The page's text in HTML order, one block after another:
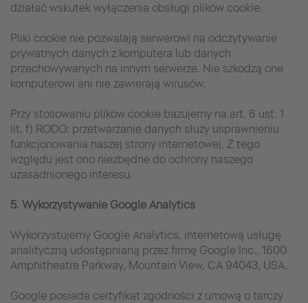
działać wskutek wyłączenia obsługi plików cookie.
Pliki cookie nie pozwalają serwerowi na odczytywanie
prywatnych danych z komputera lub danych
przechowywanych na innym serwerze. Nie szkodzą one
komputerowi ani nie zawierają wirusów.
Przy stosowaniu plików cookie bazujemy na art. 6 ust. 1
lit. f) RODO: przetwarzanie danych służy usprawnieniu
funkcjonowania naszej strony internetowej. Z tego
względu jest ono niezbędne do ochrony naszego
uzasadnionego interesu.
5. Wykorzystywanie Google Analytics
Wykorzystujemy Google Analytics, internetową usługę
analityczną udostępnianą przez firmę Google Inc., 1600
Amphitheatre Parkway, Mountain View, CA 94043, USA.
Google posiada certyfikat zgodności z umową o tarczy